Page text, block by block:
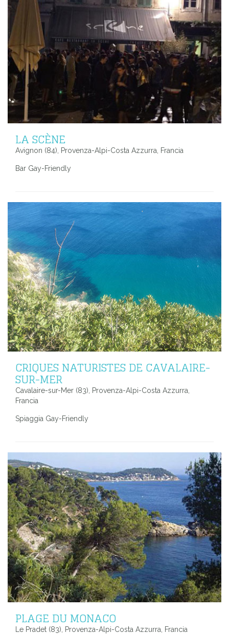
LA SCÈNE
Avignon (84), Provenza-Alpi-Costa Azzurra, Francia
Bar Gay-Friendly
CRIQUES NATURISTES DE CAVALAIRE-
SUR-MER
Cavalaire-sur-Mer (83), Provenza-Alpi-Costa Azzurra,
Francia
Spiaggia Gay-Friendly
PLAGE DU MONACO
Le Pradet (83), Provenza-Alpi-Costa Azzurra, Francia